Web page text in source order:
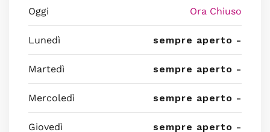
Oggi Ora Chiuso
Lunedì sempre aperto -
Martedì sempre aperto -
Mercoledì sempre aperto -
Giovedì sempre aperto -